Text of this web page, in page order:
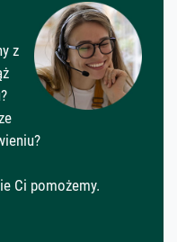
z
Ci pomożemy.